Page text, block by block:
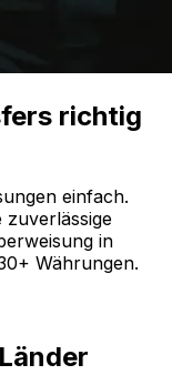
richtig
einfach.
zuverlässige
in
Währungen.